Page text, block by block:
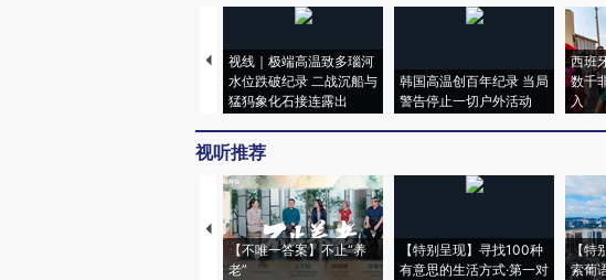
视线｜极端高温致多瑙河
水位跌破纪录 二战沉船与
猛犸象化石接连露出
韩国高温创百年纪录 当局
警告停止一切户外活动
西班
数千
入
视听推荐
【不唯一答案】不止“养
老”
【特别呈现】寻找100种
有意思的生活方式·第一对
【特
索葡